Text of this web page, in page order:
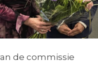
de commissie